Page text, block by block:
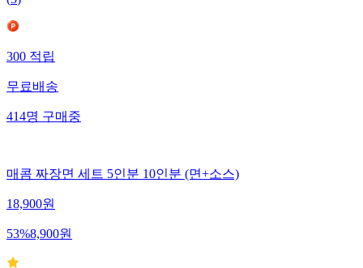
300 적립
무료배송
414명 구매중
매콤 짜장면 세트 5인분 10인분 (면+소스)
18,900원
53%8,900원